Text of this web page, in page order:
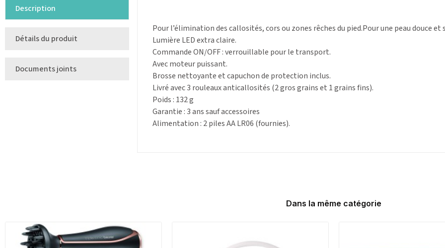
Description
Détails du produit
Documents joints
Pour l’élimination des callosités, cors ou zones rêches du pied.Pour une peau douce et
Lumière LED extra claire.
Commande ON/OFF : verrouillable pour le transport.
Avec moteur puissant.
Brosse nettoyante et capuchon de protection inclus.
Livré avec 3 rouleaux anticallosités (2 gros grains et 1 grains fins).
Poids : 132 g
Garantie : 3 ans sauf accessoires
Alimentation : 2 piles AA LR06 (fournies).
Dans la même catégorie